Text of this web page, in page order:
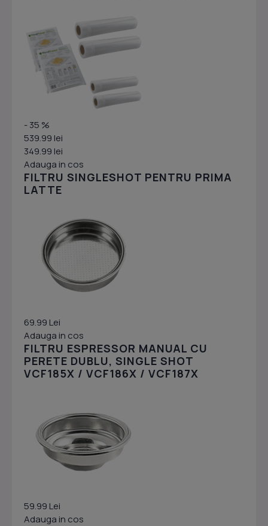
- 35 %
539.99 lei
349.99 lei
Adauga in cos
FILTRU SINGLESHOT PENTRU PRIMA
LATTE
69.99 Lei
Adauga in cos
FILTRU ESPRESSOR MANUAL CU
PERETE DUBLU, SINGLE SHOT
VCF185X / VCF186X / VCF187X
59.99 Lei
Adauga in cos